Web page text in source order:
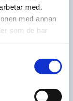
med.
med annan
som de har
få en